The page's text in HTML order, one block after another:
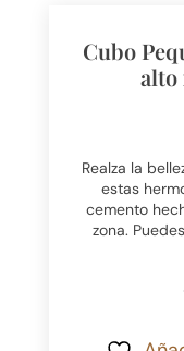
Cubo
alto
Realza la
estas
cemento
zona.